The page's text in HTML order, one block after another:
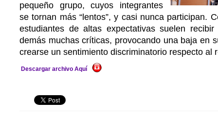
pequeño grupo, cuyos integrantes
se tornan más “lentos”, y casi nunca participan.
estudiantes de altas expectativas suelen
demás muchas críticas, provocando una baja en
crearse un sentimiento discriminatorio respecto al
Descargar archivo Aquí